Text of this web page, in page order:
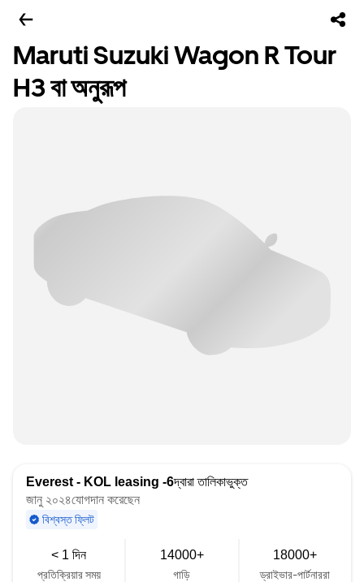
Maruti Suzuki Wagon R Tour
H3 বা অনুরূপ
Everest - KOL leasing -6দ্বারা তালিকাভুক্ত
জানু ২০২৪যোগদান করেছেন
বিশ্বস্ত ফ্লিট
< 1 দিন
প্রতিক্রিয়ার সময়
14000+
গাড়ি
18000+
ড্রাইভার-পার্টনাররা